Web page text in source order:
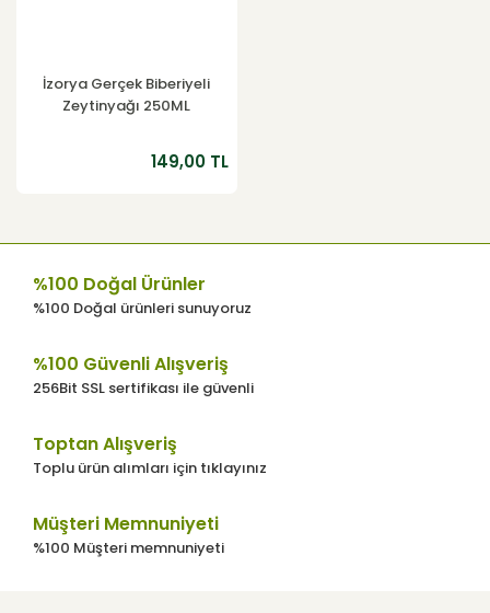
İzorya Gerçek Biberiyeli
Zeytinyağı 250ML
149,00 TL
%100 Doğal Ürünler
%100 Doğal ürünleri sunuyoruz
%100 Güvenli Alışveriş
256Bit SSL sertifikası ile güvenli
Toptan Alışveriş
Toplu ürün alımları için tıklayınız
Müşteri Memnuniyeti
%100 Müşteri memnuniyeti